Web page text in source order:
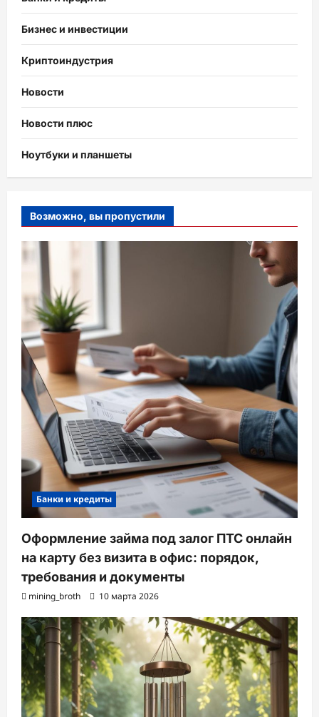
Бизнес и инвестиции
Криптоиндустрия
Новости
Новости плюс
Ноутбуки и планшеты
Возможно, вы пропустили
Банки и кредиты
Оформление займа под залог ПТС онлайн
на карту без визита в офис: порядок,
требования и документы
mining_broth 10 марта 2026